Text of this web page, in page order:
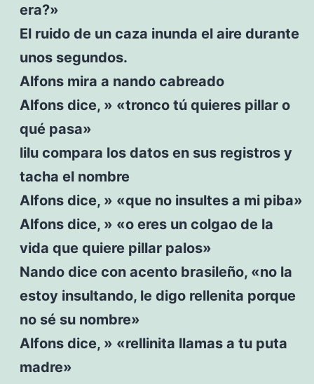
era?»
El ruido de un caza inunda el aire durante
unos segundos.
Alfons mira a nando cabreado
Alfons dice, » «tronco tú quieres pillar o
qué pasa»
lilu compara los datos en sus registros y
tacha el nombre
Alfons dice, » «que no insultes a mi piba»
Alfons dice, » «o eres un colgao de la
vida que quiere pillar palos»
Nando dice con acento brasileño, «no la
estoy insultando, le digo rellenita porque
no sé su nombre»
Alfons dice, » «rellinita llamas a tu puta
madre»